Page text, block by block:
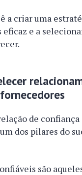
a criar uma
e a
de confiança
dos pilares do
são